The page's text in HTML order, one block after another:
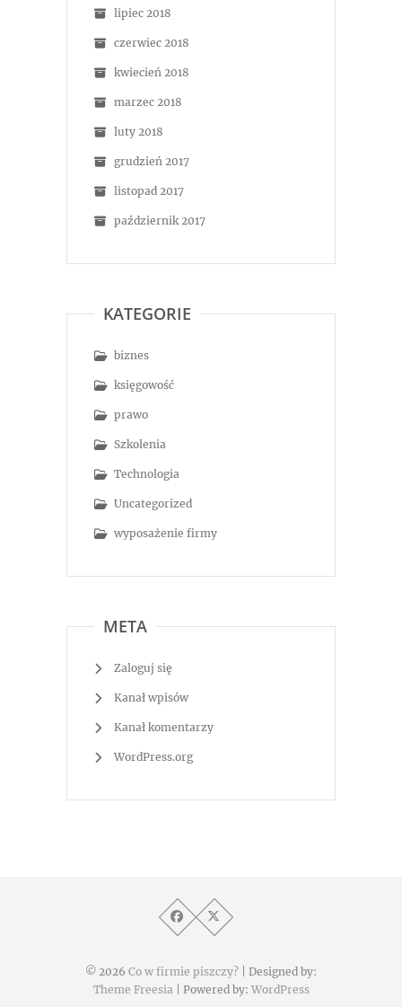
lipiec 2018
czerwiec 2018
kwiecień 2018
marzec 2018
luty 2018
grudzień 2017
listopad 2017
październik 2017
KATEGORIE
biznes
księgowość
prawo
Szkolenia
Technologia
Uncategorized
wyposażenie firmy
META
Zaloguj się
Kanał wpisów
Kanał komentarzy
WordPress.org
© 2026 Co w firmie piszczy? | Designed by:
Theme Freesia| Powered by: WordPress